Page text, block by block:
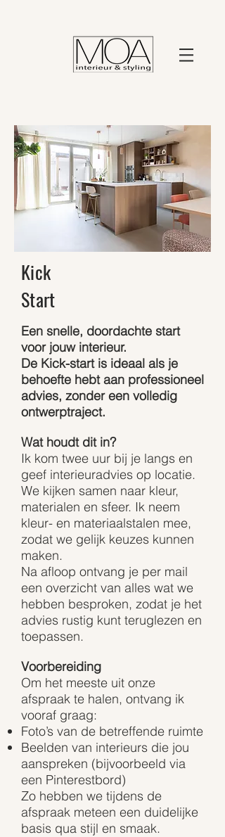
Kick
Start
Een snelle, doordachte start
voor jouw interieur.
De Kick-start is ideaal als je
behoefte hebt aan professioneel
advies, zonder een volledig
ontwerptraject.
Wat houdt dit in?
Ik kom twee uur bij je langs en
geef interieuradvies op locatie.
We kijken samen naar kleur,
materialen en sfeer. Ik neem
kleur- en materiaalstalen mee,
zodat we gelijk keuzes kunnen
maken.
Na afloop ontvang je per mail
een overzicht van alles wat we
hebben besproken, zodat je het
advies rustig kunt teruglezen en
toepassen.
Voorbereiding
Om het meeste uit onze
afspraak te halen, ontvang ik
vooraf graag:
Foto’s van de betreffende ruimte
Beelden van interieurs die jou
aanspreken (bijvoorbeeld via
een Pinterestbord)
Zo hebben we tijdens de
afspraak meteen een duidelijke
basis qua stijl en smaak.